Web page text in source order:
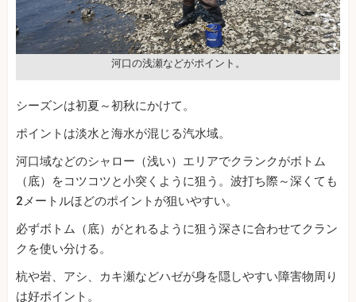
河口の浅瀬などがポイント。
シーズンは初夏～初秋にかけて。
ポイントは淡水と海水が混じる汽水域。
河口域などのシャロー（浅い）エリアでクランクがボトム
（底）をコツコツと小突くように狙う。波打ち際～深くても
2メートルほどのポイントが狙いやすい。
必ずボトム（底）がとれるように狙う深さに合わせてクラン
クを使い分ける。
杭や岩、アシ、カキ瀬などハゼが身を隠しやすい障害物周り
は好ポイント。